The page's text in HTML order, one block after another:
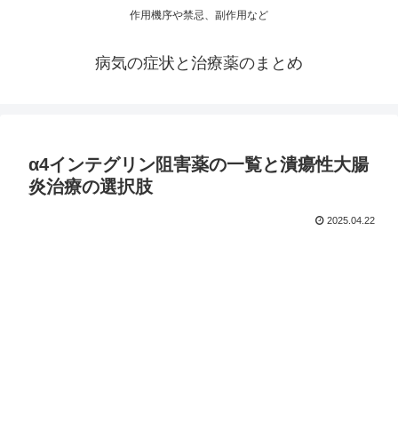
作用機序や禁忌、副作用など
病気の症状と治療薬のまとめ
α4インテグリン阻害薬の一覧と潰瘍性大腸
炎治療の選択肢
2025.04.22